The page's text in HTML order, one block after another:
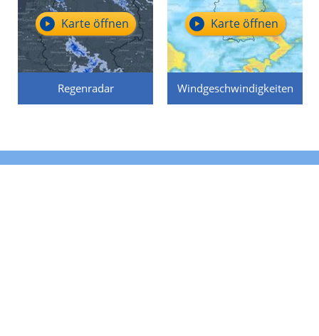
Regenradar
Karte öffnen
Windgeschwindigkeiten
Karte öffnen